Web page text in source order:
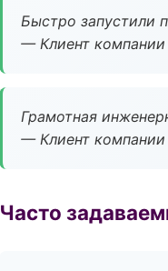
Быстро запустили
— Клиент компании
Грамотная
— Клиент компании
Часто